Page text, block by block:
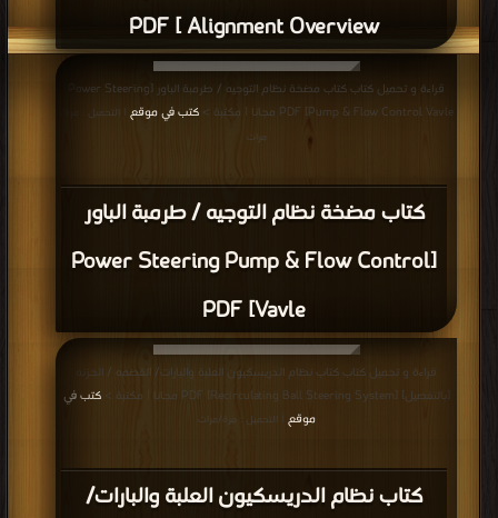
Alignment Overview ] PDF
كتاب مضخة نظام التوجيه / طرمبة الباور
[Power Steering Pump & Flow Control
Vavle] PDF
قراءة و تحميل كتاب كتاب مضخة نظام التوجيه / طرمبة الباور [Power Steering
Pump & Flow Control Vavle] PDF مجانا | مكتبة >
كتب في موقع
| التحميل : مرة/
مرات
كتاب نظام الدريسكيون العلبة والبارات/
قراءة و تحميل كتاب كتاب نظام الدريسكيون العلبة والبارات/ القضمه / الحزنه
[بالتفصيل] [Recirculating Ball Steering System] PDF مجانا | مكتبة >
كتب في
موقع
| التحميل : مرة/مرات